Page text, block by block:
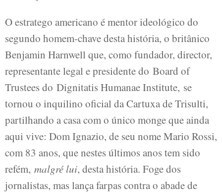
O estratego americano é mentor ideológico do
segundo homem-chave desta história, o britânico
Benjamin Harnwell que, como fundador, director,
representante legal e presidente do Board of
Trustees do Dignitatis Humanae Institute, se
tornou o inquilino oficial da Cartuxa de Trisulti,
partilhando a casa com o único monge que ainda
aqui vive: Dom Ignazio, de seu nome Mario Rossi,
com 83 anos, que nestes últimos anos tem sido
refém, malgré lui, desta história. Foge dos
jornalistas, mas lança farpas contra o abade de